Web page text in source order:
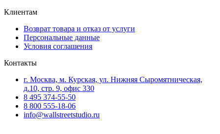
Клиентам
Возврат товара и отказ от услуги
Персональные данные
Условия соглашения
Контакты
г. Москва, м. Курская, ул. Нижняя Сыромятническая,
д.10, стр. 9, офис 330
8 495 374-55-50
8 800 555-18-06
info@wallstreetstudio.ru